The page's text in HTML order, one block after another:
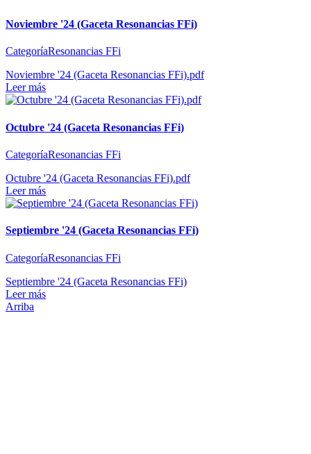
Noviembre '24 (Gaceta Resonancias FFi)
CategoríaResonancias FFi
Noviembre '24 (Gaceta Resonancias FFi).pdf
Leer más
Octubre '24 (Gaceta Resonancias FFi)
CategoríaResonancias FFi
Octubre '24 (Gaceta Resonancias FFi).pdf
Leer más
Septiembre '24 (Gaceta Resonancias FFi)
CategoríaResonancias FFi
Septiembre '24 (Gaceta Resonancias FFi)
Leer más
Arriba